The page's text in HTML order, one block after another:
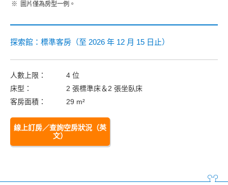
圖片僅為房型一例。
探索館：標準客房（至 2026 年 12 月 15 日止）
人數上限：
4 位
床型：
2 張標準床＆2 張坐臥床
客房面積：
29 m²
線上訂房／查詢空房狀況（英
文）